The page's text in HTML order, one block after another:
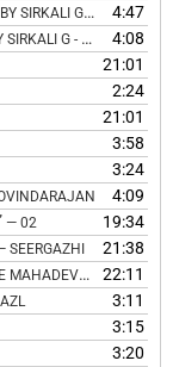
- TAMILWIRE.COM
4:47
TAMILWIRE.COM
4:08
21:01
2:24
21:01
3:58
3:24
4:09
— 02
19:34
SEERGAZHI
21:38
22:11
3:11
3:15
3:20